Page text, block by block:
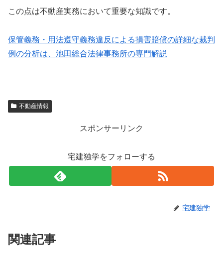
この点は不動産実務において重要な知識です。
保管義務・用法遵守義務違反による損害賠償の詳細な裁判
例の分析は、池田総合法律事務所の専門解説
不動産情報
スポンサーリンク
宅建独学をフォローする
宅建独学
関連記事